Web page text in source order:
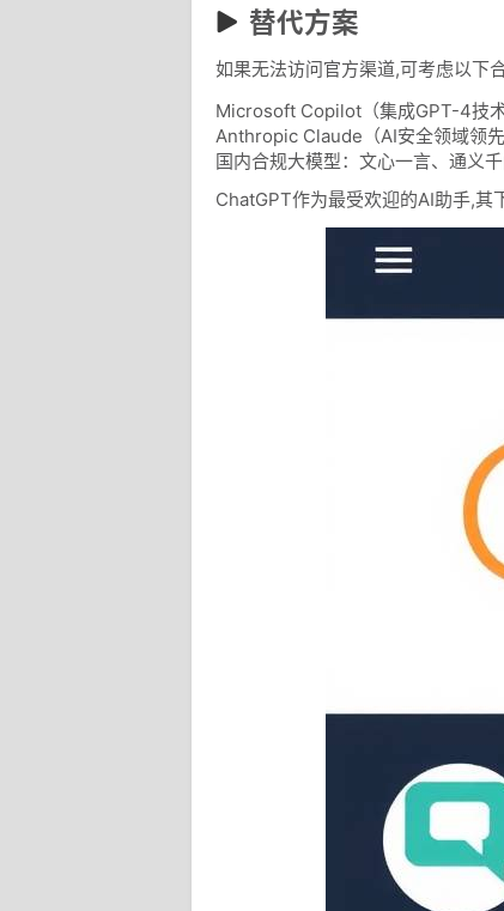
替代方案
如果无法访问官方渠道,可考虑以下
Microsoft Copilot（集成GPT-4技术
Anthropic Claude（AI安全领域领先
国内合规大模型：文心一言、通义
ChatGPT作为最受欢迎的AI助手,其